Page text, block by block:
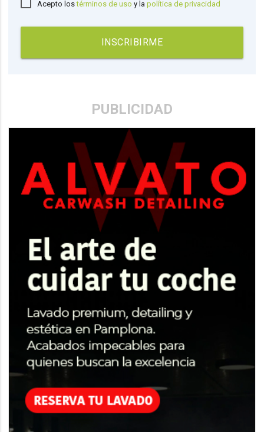
Acepto lostérminos de uso y lapolítica de privacidad
INSCRIBIRME
PUBLICIDAD